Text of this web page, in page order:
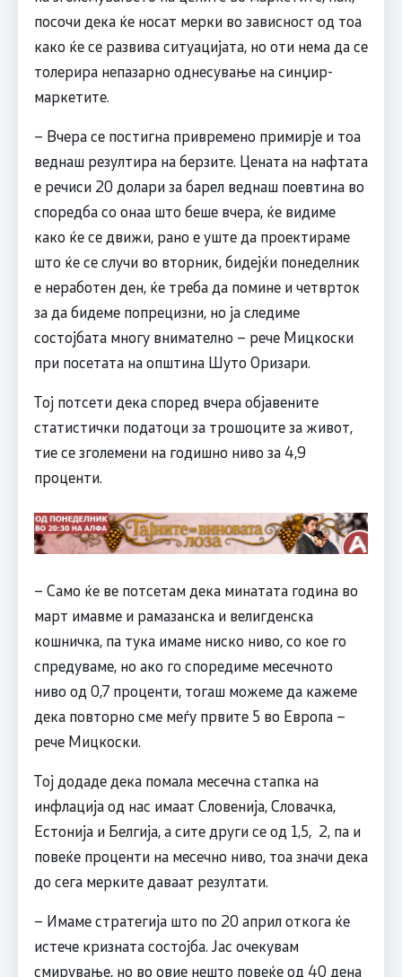
посочи дека ќе носат мерки во зависност од тоа
како ќе се развива ситуацијата, но оти нема да се
толерира непазарно однесување на синџир-
маркетите.
– Вчера се постигна привремено примирје и тоа
веднаш резултира на берзите. Цената на нафтата
е речиси 20 долари за барел веднаш поевтина во
споредба со онаа што беше вчера, ќе видиме
како ќе се движи, рано е уште да проектираме
што ќе се случи во вторник, бидејќи понеделник
е неработен ден, ќе треба да помине и четврток
за да бидеме попрецизни, но ја следиме
состојбата многу внимателно – рече Мицкоски
при посетата на општина Шуто Оризари.
Тој потсети дека според вчера објавените
статистички податоци за трошоците за живот,
тие се зголемени на годишно ниво за 4,9
проценти.
– Само ќе ве потсетам дека минатата година во
март имавме и рамазанска и велигденска
кошничка, па тука имаме ниско ниво, со кое го
спредуваме, но ако го споредиме месечното
ниво од 0,7 проценти, тогаш можеме да кажеме
дека повторно сме меѓу првите 5 во Европа –
рече Мицкоски.
Тој додаде дека помала месечна стапка на
инфлација од нас имаат Словенија, Словачка,
Естонија и Белгија, а сите други се од 1,5, 2, па и
повеќе проценти на месечно ниво, тоа значи дека
до сега мерките даваат резултати.
– Имаме стратегија што по 20 април откога ќе
истече кризната состојба. Јас очекувам
смирување, но во овие нешто повеќе од 40 дена